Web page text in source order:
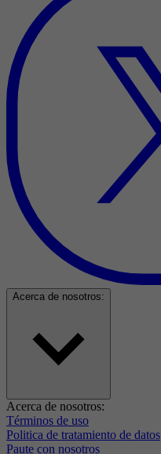
Acerca de nosotros:
Acerca de nosotros:
Términos de uso
Politica de tratamiento de datos
Paute con nosotros